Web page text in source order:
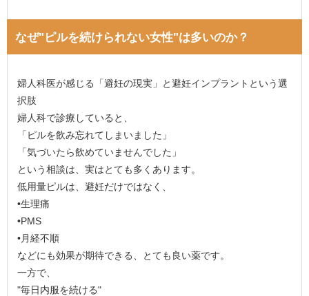
なぜ"ピルを続けられない女性"は多いのか？
婦人科医が感じる「避妊の現実」と避妊インプラントという選
択肢
婦人科で診療していると、
「ピルを飲み忘れてしまいました」
「気づいたら飲めていませんでした」
という相談は、実はとても多くあります。
低用量ピルは、避妊だけではなく、
•生理痛
•PMS
•月経不順
などにも効果が期待できる、とても良い薬です。
一方で、
"毎日内服を続ける"